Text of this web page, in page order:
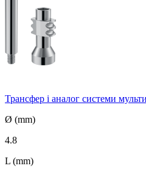
Трансфер і аналог системи
Ø (mm)
4.8
L (mm)